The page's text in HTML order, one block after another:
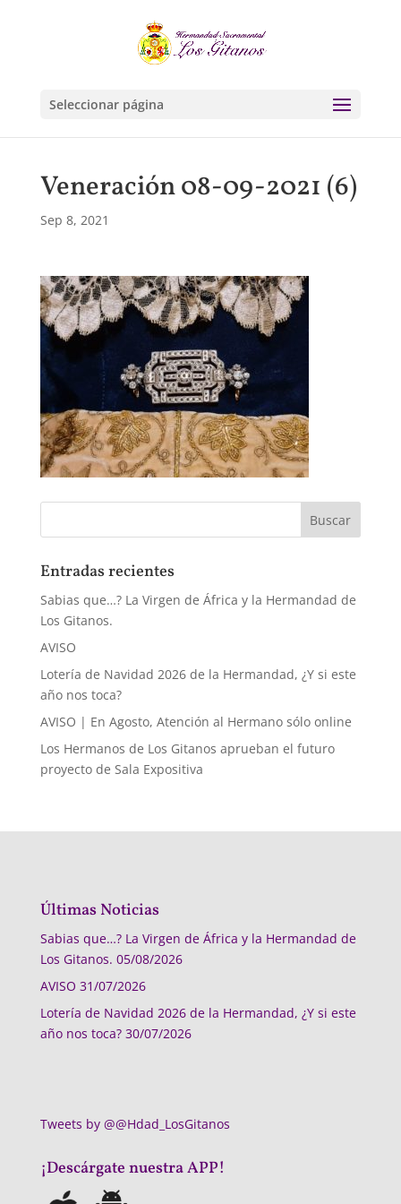
Seleccionar página
Veneración 08-09-2021 (6)
Sep 8, 2021
Entradas recientes
Sabias que…? La Virgen de África y la Hermandad de
Los Gitanos.
AVISO
Lotería de Navidad 2026 de la Hermandad, ¿Y si este
año nos toca?
AVISO | En Agosto, Atención al Hermano sólo online
Los Hermanos de Los Gitanos aprueban el futuro
proyecto de Sala Expositiva
Últimas Noticias
Sabias que…? La Virgen de África y la Hermandad de
Los Gitanos. 05/08/2026
AVISO 31/07/2026
Lotería de Navidad 2026 de la Hermandad, ¿Y si este
año nos toca? 30/07/2026
Tweets by @@Hdad_LosGitanos
¡Descárgate nuestra APP!